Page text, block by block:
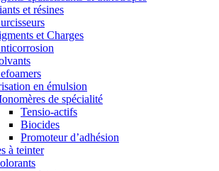
et résines
et Charges
en émulsion
de spécialité
Tensio-actifs
Biocides
Promoteur d’adhésion
à teinter